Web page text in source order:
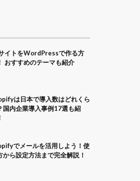
イトをWordPressで作る方
おすすめのテーマも紹介
は日本で導入数はどれくら
国内企業導入事例17選も紹
でメールを活用しよう！使
から設定方法まで完全解説！